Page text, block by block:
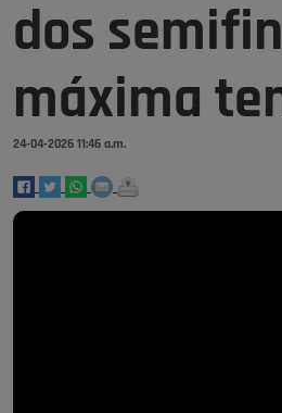
dos
máxima
24-04-2026 11:46 a.m.